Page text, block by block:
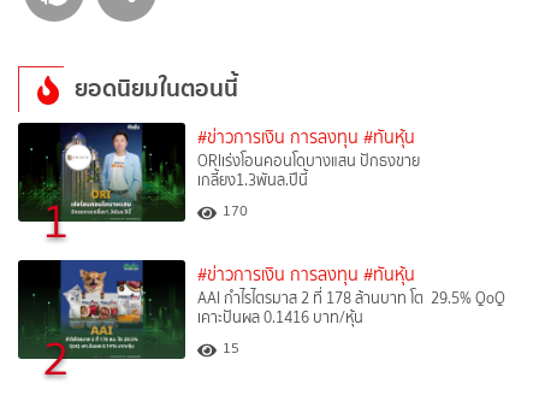
ยอดนิยมในตอนนี้
1
#ข่าวการเงิน การลงทุน #ทันหุ้น
ORIเร่งโอนคอนโดบางแสน ปักธงขาย
เกลี้ยง1.3พันล.ปีนี้
170
2
#ข่าวการเงิน การลงทุน #ทันหุ้น
AAI กำไรไตรมาส 2 ที่ 178 ล้านบาท โต 29.5% QoQ
เคาะปันผล 0.1416 บาท/หุ้น
15